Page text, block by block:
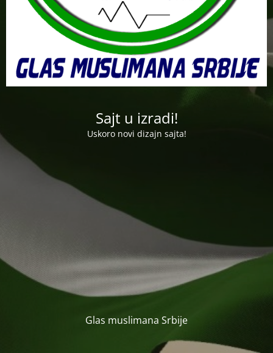
Sajt u izradi!
Uskoro novi dizajn sajta!
Glas muslimana Srbije